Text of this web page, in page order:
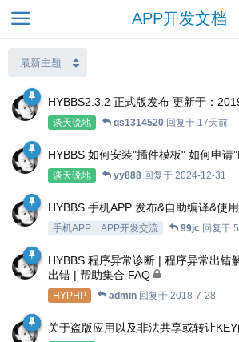
APP开发文档
HYBBS2.3.2 正式版发布 更新于：
谈天说地 qs1314520 回复于 17天前
HYBBS 如何安装"插件模板" 如何申请
谈天说地 yy888 回复于 2024-12-31
HYBBS 手机APP 发布&自助编译&使
手机APP APP开发交流 99jc 回复于
HYBBS 程序异常诊断 | 程序异常出错
出错 | 帮助集合 FAQ
HYPHP admin 回复于 2018-7-28
关于盗版应用以及非法共享或转让